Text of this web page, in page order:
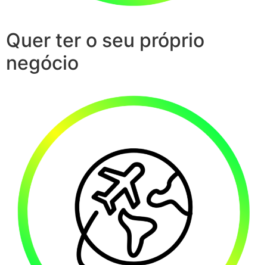
Quer ter o seu próprio
negócio